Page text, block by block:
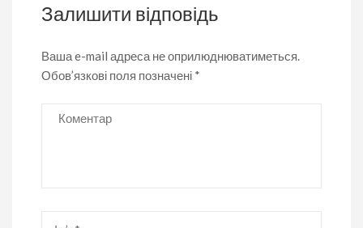
Залишити відповідь
Ваша e-mail адреса не оприлюднюватиметься.
Обов’язкові поля позначені *
Коментар